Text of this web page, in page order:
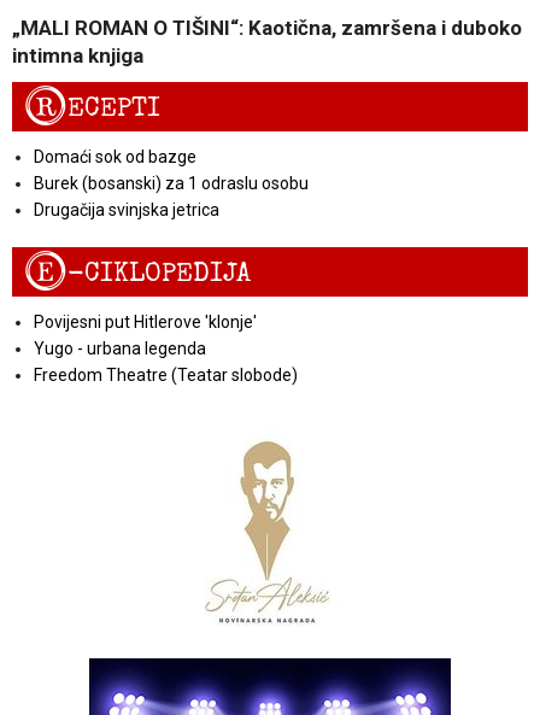
„MALI ROMAN O TIŠINI“: Kaotična, zamršena i duboko
intimna knjiga
RECEPTI
Domaći sok od bazge
Burek (bosanski) za 1 odraslu osobu
Drugačija svinjska jetrica
E-CIKLOPEDIJA
Povijesni put Hitlerove 'klonje'
Yugo - urbana legenda
Freedom Theatre (Teatar slobode)